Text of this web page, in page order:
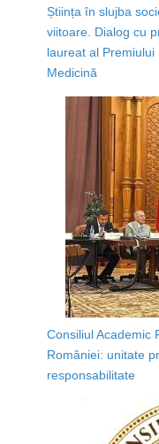
Știința în slujba
viitoare. Dialog cu
laureat al
Medicină
Consiliul Academic
României: unitate
responsabilitate